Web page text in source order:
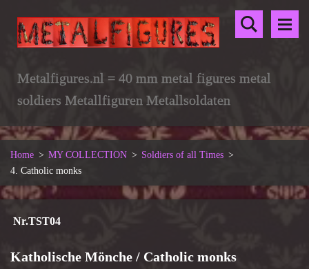
Metalfigures.nl = 40 mm metal figures metal
soldiers Metallfiguren Metallsoldaten
Home > MY COLLECTION > Soldiers of all Times >
4. Catholic monks
Nr.TST04
Katholische Mönche / Catholic monks